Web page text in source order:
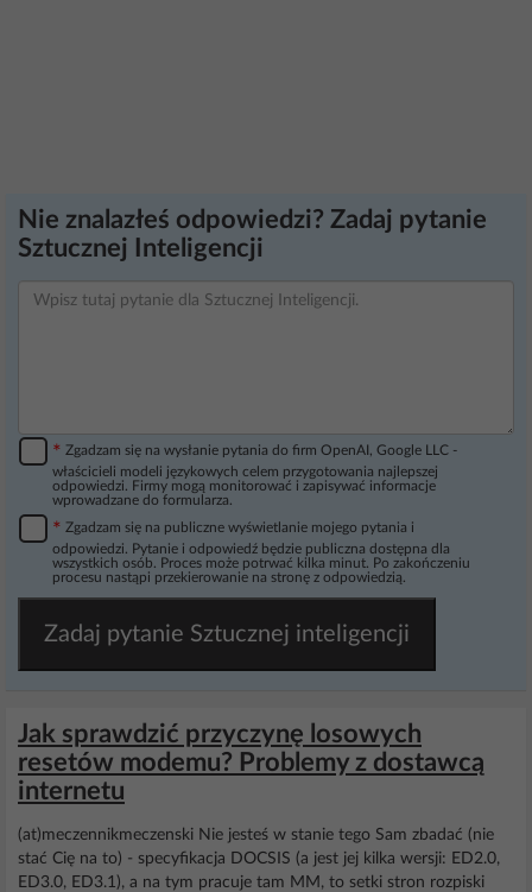
Nie znalazłeś odpowiedzi? Zadaj pytanie
Sztucznej Inteligencji
* Zgadzam się na wysłanie pytania do firm OpenAI, Google LLC -
właścicieli modeli językowych celem przygotowania najlepszej
odpowiedzi. Firmy mogą monitorować i zapisywać informacje
wprowadzane do formularza.
* Zgadzam się na publiczne wyświetlanie mojego pytania i
odpowiedzi. Pytanie i odpowiedź będzie publiczna dostępna dla
wszystkich osób. Proces może potrwać kilka minut. Po zakończeniu
procesu nastąpi przekierowanie na stronę z odpowiedzią.
Zadaj pytanie Sztucznej inteligencji
Jak sprawdzić przyczynę losowych
resetów modemu? Problemy z dostawcą
internetu
(at)meczennikmeczenski Nie jesteś w stanie tego Sam zbadać (nie
stać Cię na to) - specyfikacja DOCSIS (a jest jej kilka wersji: ED2.0,
ED3.0, ED3.1), a na tym pracuje tam MM, to setki stron rozpiski